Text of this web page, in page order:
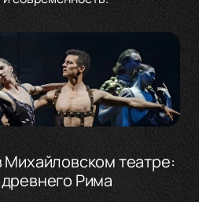
Михайловском театре:
Рима